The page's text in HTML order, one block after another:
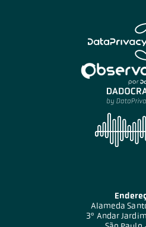
Alameda
3º Andar